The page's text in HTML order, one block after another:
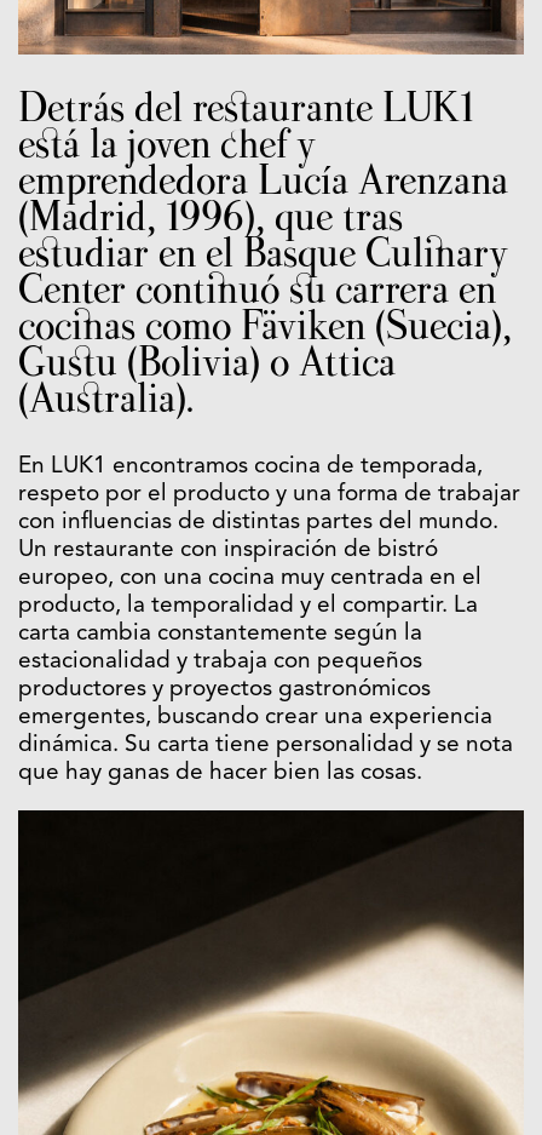
Detrás del restaurante LUK1
está la joven chef y
emprendedora Lucía Arenzana
(Madrid, 1996), que tras
estudiar en el Basque Culinary
Center continuó su carrera en
cocinas como Fäviken (Suecia),
Gustu (Bolivia) o Attica
(Australia).
En LUK1 encontramos cocina de temporada,
respeto por el producto y una forma de trabajar
con influencias de distintas partes del mundo.
Un restaurante con inspiración de bistró
europeo, con una cocina muy centrada en el
producto, la temporalidad y el compartir. La
carta cambia constantemente según la
estacionalidad y trabaja con pequeños
productores y proyectos gastronómicos
emergentes, buscando crear una experiencia
dinámica. Su carta tiene personalidad y se nota
que hay ganas de hacer bien las cosas.